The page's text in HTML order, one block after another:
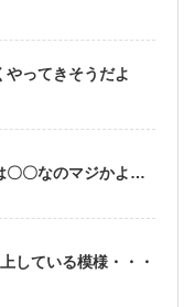
やってきそうだよ
〇〇なのマジかよ…
している模様・・・